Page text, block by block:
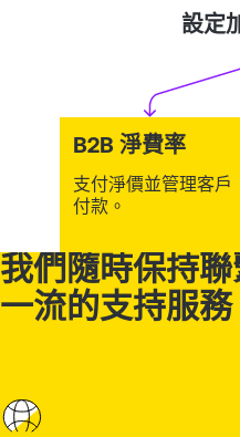
設定
B2B 淨費率
支付淨價並管理客戶
付款。
我們隨時保持聯
一流的支持服務